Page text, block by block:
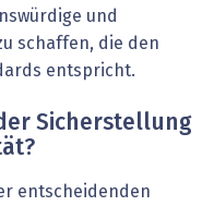
und
schaffen, die den
entspricht.
Sicherstellung
entscheidenden